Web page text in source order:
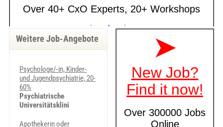
Weitere Job-Angebote
Psychologe/-in, Kinder-
und Jugendpsychiatrie, 20-
60%
Psychiatrische
Universitätsklini
Apothekerin oder